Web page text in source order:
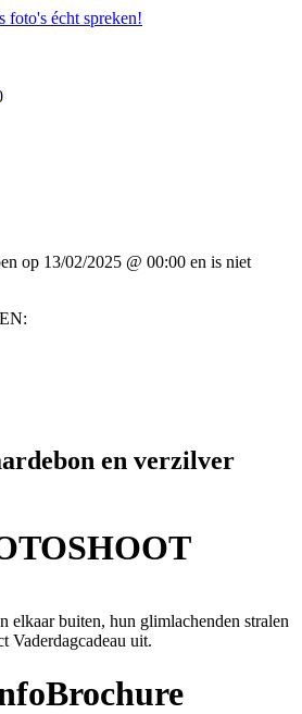
op 13/02/2025 @ 00:00 en is niet
en verzilver